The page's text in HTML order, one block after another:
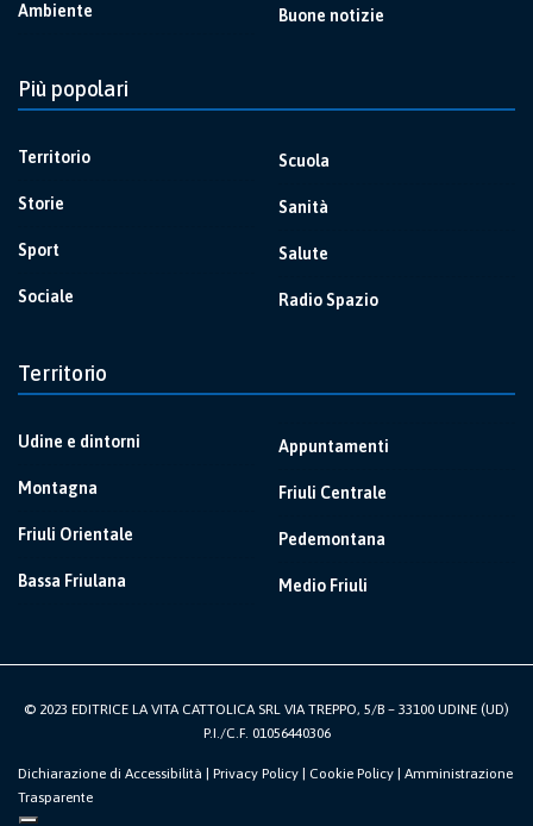
Ambiente Buone notizie
Più popolari
Territorio
Storie
Sport
Sociale
Scuola
Sanità
Salute
Radio Spazio
Territorio
Udine e dintorni
Montagna
Friuli Orientale
Bassa Friulana
Appuntamenti
Friuli Centrale
Pedemontana
Medio Friuli
© 2023 EDITRICE LA VITA CATTOLICA SRL VIA TREPPO, 5/B – 33100 UDINE (UD)
P.I./C.F. 01056440306
Dichiarazione di Accessibilità Privacy Policy Cookie Policy
Amministrazione
Trasparente